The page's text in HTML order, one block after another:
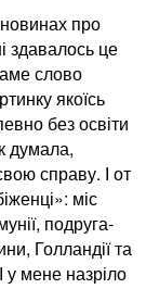
про
здавалось це
слово
якоїсь
без освіти
думала,
справу. І от
міс
подруга-
Голландії та
у мене назріло